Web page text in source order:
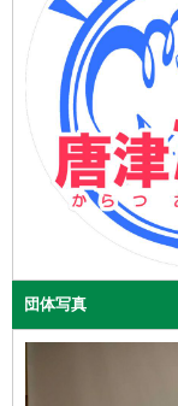
団体写真